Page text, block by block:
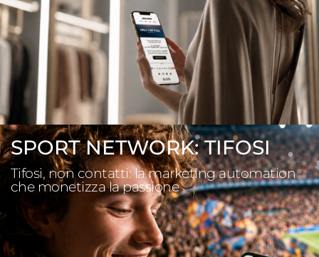
SPORT NETWORK: TIFOSI
Tifosi, non contatti: la marketing automation
che monetizza la passione